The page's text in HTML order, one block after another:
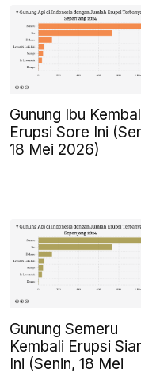
Gunung Ibu
Erupsi Sore Ini
18 Mei 2026)
Gunung Semeru
Kembali Erupsi
Ini (Senin, 18 Mei